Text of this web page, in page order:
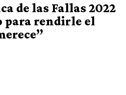
de las Fallas 2022
para rendirle el